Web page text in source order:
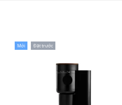
Mới Đặt trước